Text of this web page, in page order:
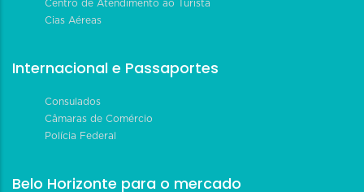
Centro de Atendimento ao Turista
Cias Aéreas
Internacional e Passaportes
Consulados
Câmaras de Comércio
Polícia Federal
Belo Horizonte para o mercado